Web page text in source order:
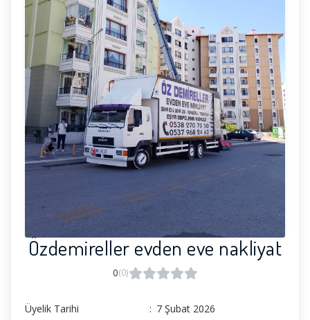
Özdemireller evden eve nakliyat
0(0)
Üyelik Tarihi : 7 Şubat 2026